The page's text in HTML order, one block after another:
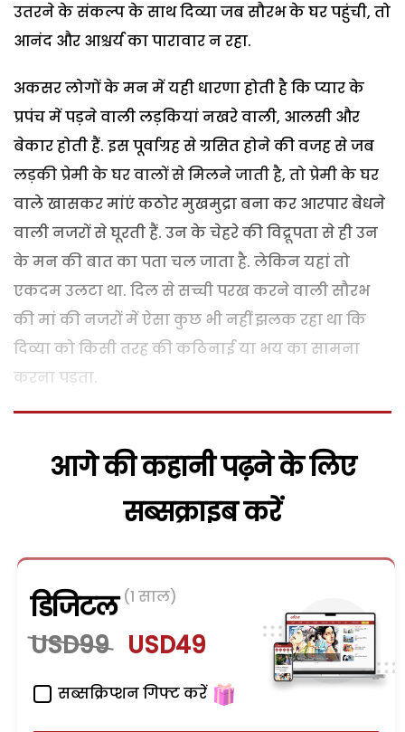
उतरने के संकल्प के साथ दिव्या जब सौरभ के घर पहुंची, तो
आनंद और आश्चर्य का पारावार न रहा.
अकसर लोगों के मन में यही धारणा होती है कि प्यार के
प्रपंच में पड़ने वाली लड़कियां नखरे वाली, आलसी और
बेकार होती हैं. इस पूर्वाग्रह से ग्रसित होने की वजह से जब
लड़की प्रेमी के घर वालों से मिलने जाती है, तो प्रेमी के घर
वाले खासकर मांएं कठोर मुखमुद्रा बना कर आरपार बेधने
वाली नजरों से घूरती हैं. उन के चेहरे की विद्रूपता से ही उन
के मन की बात का पता चल जाता है. लेकिन यहां तो
एकदम उलटा था. दिल से सच्ची परख करने वाली सौरभ
की मां की नजरों में ऐसा कुछ भी नहीं झलक रहा था कि
दिव्या को किसी तरह की कठिनाई या भय का सामना
करना पड़ता.
आगे की कहानी पढ़ने के लिए
सब्सक्राइब करें
डिजिटल (1 साल)
USD99 USD49
सब्सक्रिप्शन गिफ्ट करें